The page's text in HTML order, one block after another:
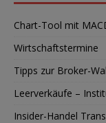
Chart-Tool mit
Wirtschaftstermine
Tipps zur Broker-
Leerverkäufe –
Insider-Handel